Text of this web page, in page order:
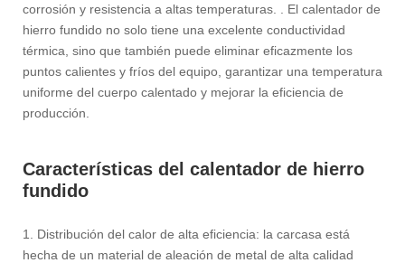
corrosión y resistencia a altas temperaturas. . El calentador de
hierro fundido no solo tiene una excelente conductividad
térmica, sino que también puede eliminar eficazmente los
puntos calientes y fríos del equipo, garantizar una temperatura
uniforme del cuerpo calentado y mejorar la eficiencia de
producción.
Características del calentador de hierro
fundido
1. Distribución del calor de alta eficiencia: la carcasa está
hecha de un material de aleación de metal de alta calidad